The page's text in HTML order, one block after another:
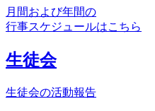
月間および年間の
行事スケジュールはこちら
生徒会
生徒会の活動報告